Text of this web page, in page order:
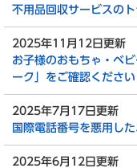
不用品回収サービスの
2025年11月12日更新
お子様のおもちゃ・ベ
ーク」をご確認くださ
2025年7月17日更新
国際電話番号を悪用し
2025年6月12日更新